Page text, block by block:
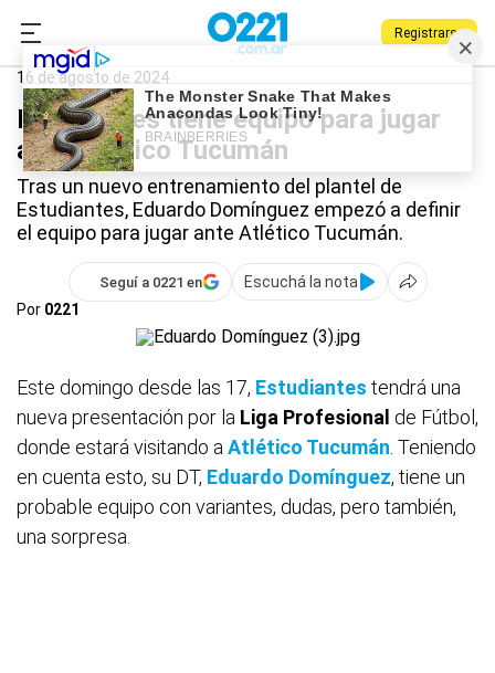
Registrarse
0221.com.ar Deportes
16 de agosto de 2024
Estudiantes tiene equipo para jugar
ante Atlético Tucumán
Tras un nuevo entrenamiento del plantel de
Estudiantes, Eduardo Domínguez empezó a definir
el equipo para jugar ante Atlético Tucumán.
Seguí a 0221 en
Escuchá la nota
Por 0221
Este domingo desde las 17, Estudiantes tendrá una
nueva presentación por la Liga Profesional de Fútbol,
donde estará visitando a Atlético Tucumán . Teniendo
en cuenta esto, su DT, Eduardo Domínguez, tiene un
probable equipo con variantes, dudas, pero también,
una sorpresa.